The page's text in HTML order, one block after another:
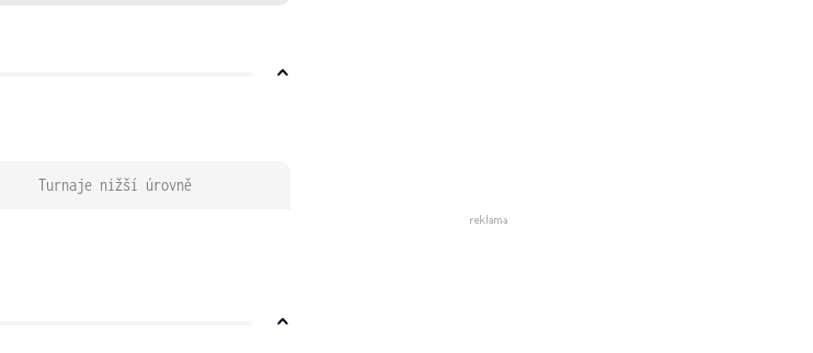
Turnaje nižší úrovně